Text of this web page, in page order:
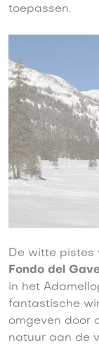
toepassen.
De witte pistes
Fondo del
in het
fantastische
omgeven door
natuur aan de